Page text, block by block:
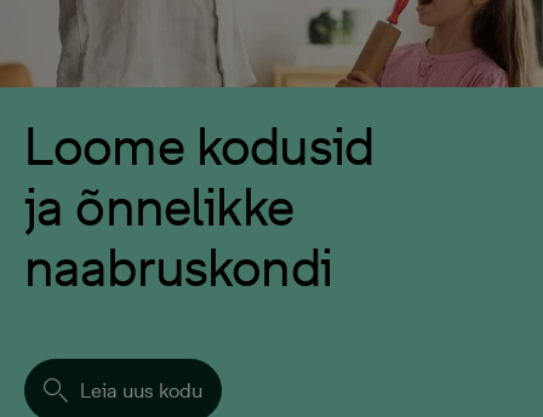
Loome kodusid
ja õnnelikke
naabruskondi
Leia uus kodu